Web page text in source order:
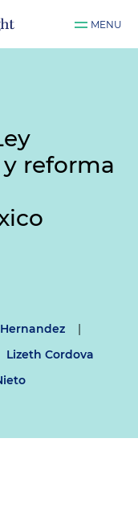
MENU
reforma
|
Lizeth Cordova